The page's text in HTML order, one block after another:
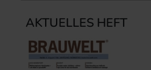
AKTUELLES HEFT